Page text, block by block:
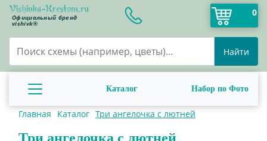
Официальный бренд
vishivk®
0
Найти
Каталог Набор по Фото
Главная Каталог Три ангелочка с лютней